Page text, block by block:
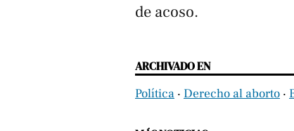
de acoso.
ARCHIVADO EN
Política ‧ Derecho al aborto ‧